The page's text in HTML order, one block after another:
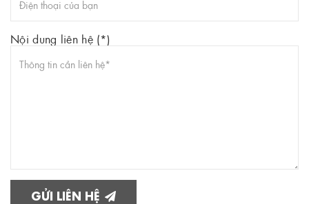
Nội dung liên hệ (*)
GỬI LIÊN HỆ